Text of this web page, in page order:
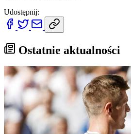
Udostępnij:
Ostatnie aktualności